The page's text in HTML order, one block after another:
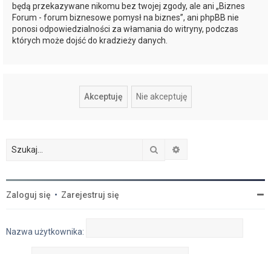
będą przekazywane nikomu bez twojej zgody, ale ani „Biznes
Forum - forum biznesowe pomysł na biznes”, ani phpBB nie
ponosi odpowiedzialności za włamania do witryny, podczas
których może dojść do kradzieży danych.
Szukaj
Zaloguj się • Zarejestruj się
Nazwa użytkownika: